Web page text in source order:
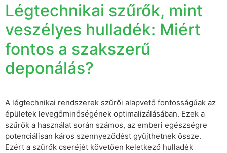
Légtechnikai szűrők, mint
veszélyes hulladék: Miért
fontos a szakszerű
deponálás?
A légtechnikai rendszerek szűrői alapvető fontosságúak az
épületek levegőminőségének optimalizálásában. Ezek a
szűrők a használat során számos, az emberi egészségre
potenciálisan káros szennyeződést gyűjthetnek össze.
Ezért a szűrők cseréjét követően keletkező hulladék